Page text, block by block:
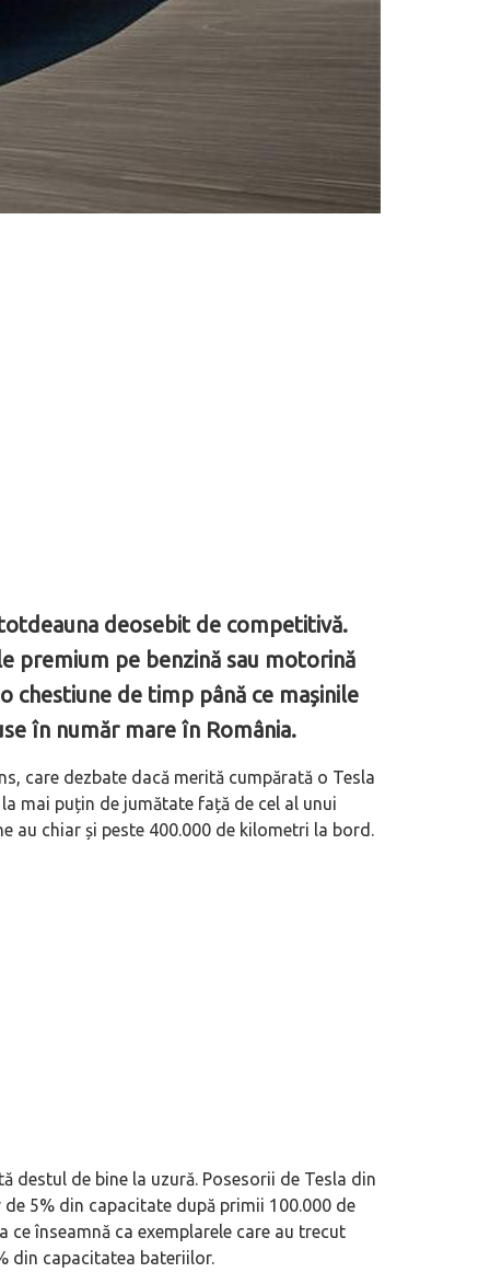
deosebit de competitivă.
premium pe benzină sau motorină
chestiune de timp până ce mașinile
în număr mare în România.
care dezbate dacă merită cumpărată o Tesla
mai puțin de jumătate față de cel al unui
au chiar și peste 400.000 de kilometri la bord.
destul de bine la uzură. Posesorii de Tesla din
5% din capacitate după primii 100.000 de
ce înseamnă ca exemplarele care au trecut
din capacitatea bateriilor.